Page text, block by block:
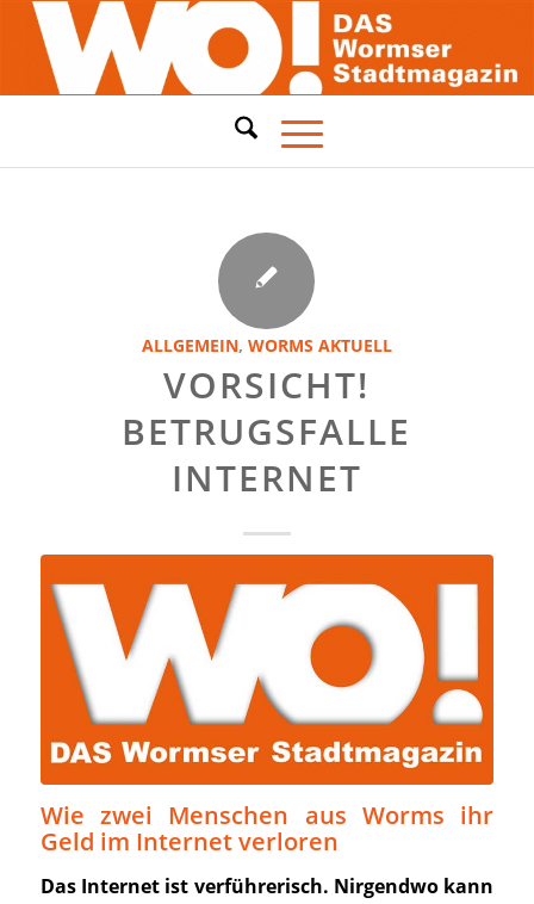
ALLGEMEIN, WORMS AKTUELL
VORSICHT!
BETRUGSFALLE
INTERNET
Wie zwei Menschen aus Worms ihr
Geld im Internet verloren
Das Internet ist verführerisch. Nirgendwo kann